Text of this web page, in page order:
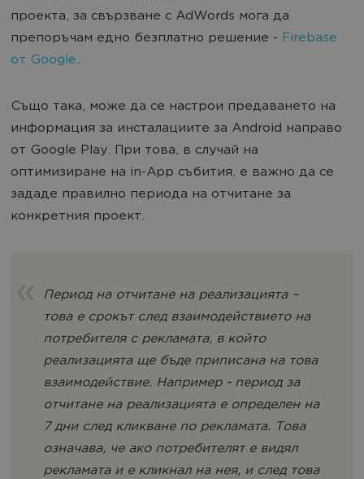
проекта, за свързване с AdWords мога да
препоръчам едно безплатно решение - Firebase
от Google.
Също така, може да се настрои предаването на
информация за инсталациите за Android направо
от Google Play. При това, в случай на
оптимизиране на in-App събития, е важно да се
зададе правилно периода на отчитане за
конкретния проект.
Период на отчитане на реализацията –
това е срокът след взаимодействието на
потребителя с рекламата, в който
реализацията ще бъде приписана на това
взаимодействие. Например - период за
отчитане на реализацията е определен на
7 дни след кликване по рекламата. Това
означава, че ако потребителят е видял
рекламата и e кликнал на нея, и след това